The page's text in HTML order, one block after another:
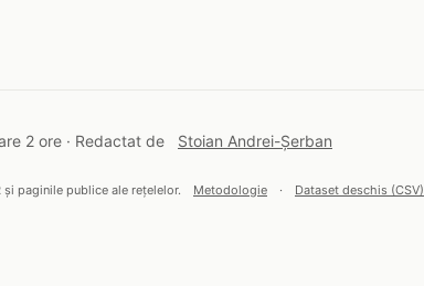
2 ore · Redactat de Stoian Andrei-Șerban
și paginile publice ale rețelelor. Metodologie · Dataset deschis (CSV)